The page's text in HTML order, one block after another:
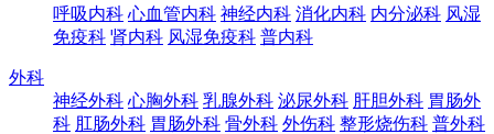
呼吸内科 心血管内科 神经内科 消化内科 内分泌科 风湿
免疫科 肾内科 风湿免疫科 普内科
外科
神经外科 心胸外科 乳腺外科 泌尿外科 肝胆外科 胃肠外
科 肛肠外科 胃肠外科 骨外科 外伤科 整形烧伤科 普外科